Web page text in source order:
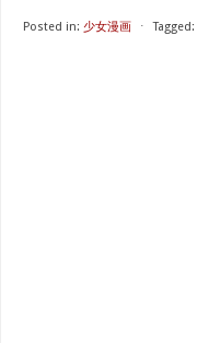
Posted in: 少女漫画 ⋅ Tagged: